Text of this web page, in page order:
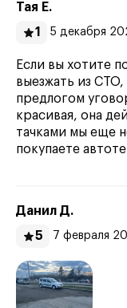
Тая Е.
1
5 декабря
Если вы хотите
выезжать из
предлогом
красивая, она
тачками мы еще
покупаете
Данил Д.
5
7 февраля